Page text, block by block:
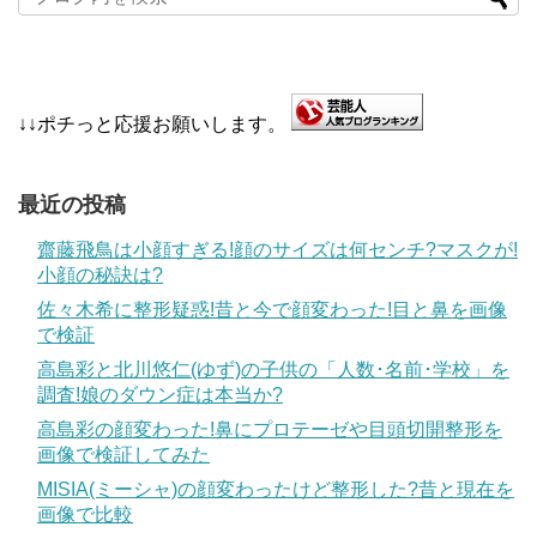
↓↓ポチっと応援お願いします。
最近の投稿
齋藤飛鳥は小顔すぎる!顔のサイズは何センチ?マスクが!
小顔の秘訣は?
佐々木希に整形疑惑!昔と今で顔変わった!目と鼻を画像
で検証
高島彩と北川悠仁(ゆず)の子供の「人数･名前･学校」を
調査!娘のダウン症は本当か?
高島彩の顔変わった!鼻にプロテーゼや目頭切開整形を
画像で検証してみた
MISIA(ミーシャ)の顔変わったけど整形した?昔と現在を
画像で比較